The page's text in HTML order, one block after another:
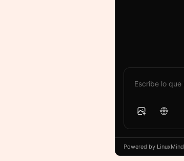
Powered by LinuxMind